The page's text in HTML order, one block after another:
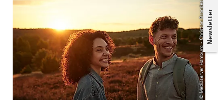
Newsletter
© Mediaserver Hamburg - Christian Brandes